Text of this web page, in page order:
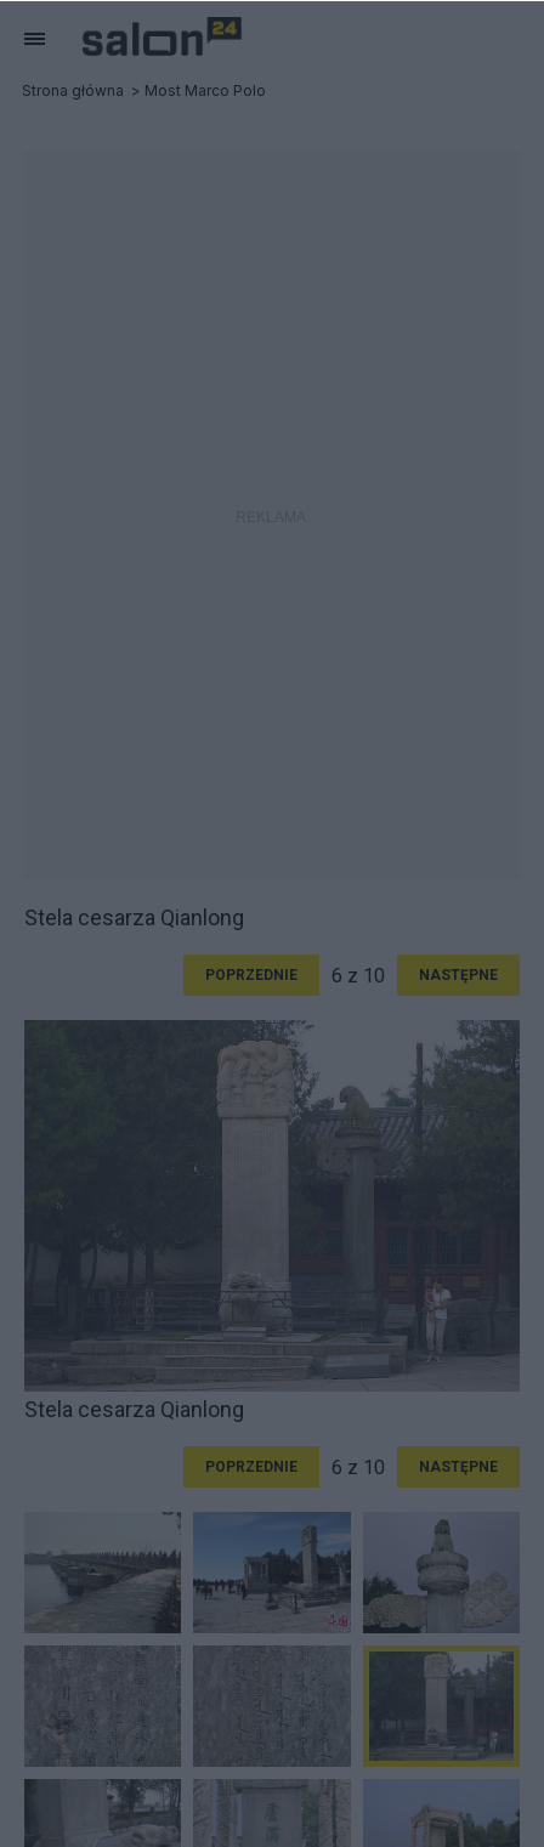
Strona główna Most Marco Polo
Stela cesarza Qianlong
POPRZEDNIE 6 z 10 NASTĘPNE
Stela cesarza Qianlong
POPRZEDNIE 6 z 10 NASTĘPNE